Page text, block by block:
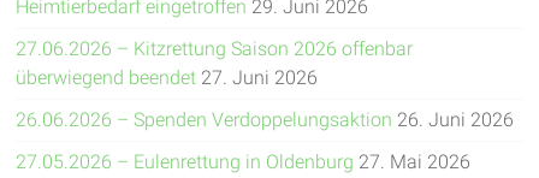
Heimtierbedarf eingetroffen 29. Juni 2026
27.06.2026 – Kitzrettung Saison 2026 offenbar
überwiegend beendet 27. Juni 2026
26.06.2026 – Spenden Verdoppelungsaktion 26. Juni 2026
27.05.2026 – Eulenrettung in Oldenburg 27. Mai 2026